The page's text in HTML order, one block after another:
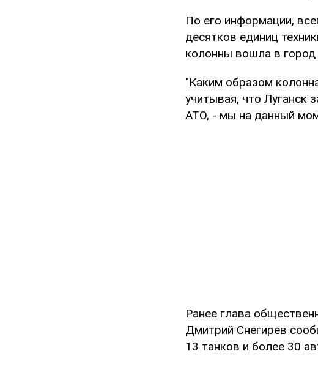
По его информации,
десятков единиц
колонны вошла в город
"Каким образом
учитывая, что Луганск
АТО, - мы на данный
Ранее глава
Дмитрий Снегирев
13 танков и более 30